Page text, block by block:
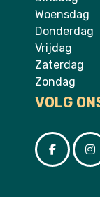
Woensdag
Donderdag
Vrijdag
Zaterdag
Zondag
VOLG